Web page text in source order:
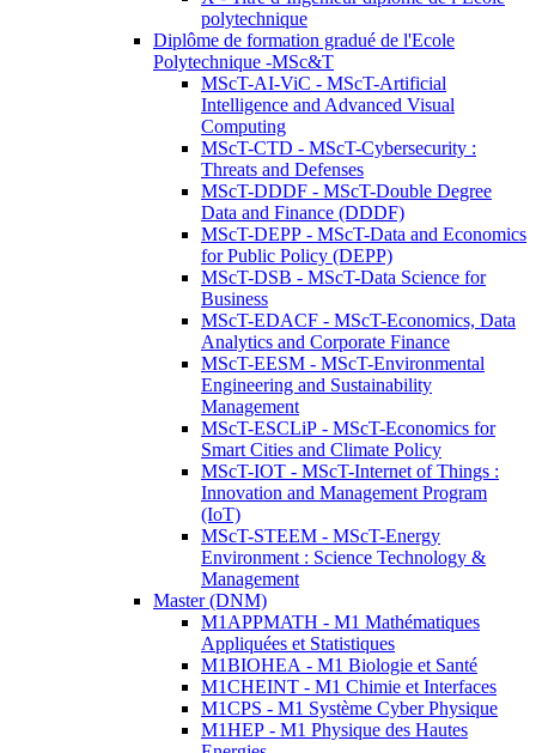
polytechnique
Diplôme de formation gradué de l'Ecole
Polytechnique -MSc&T
MScT-AI-ViC - MScT-Artificial
Intelligence and Advanced Visual
Computing
MScT-CTD - MScT-Cybersecurity :
Threats and Defenses
MScT-DDDF - MScT-Double Degree
Data and Finance (DDDF)
MScT-DEPP - MScT-Data and Economics
for Public Policy (DEPP)
MScT-DSB - MScT-Data Science for
Business
MScT-EDACF - MScT-Economics, Data
Analytics and Corporate Finance
MScT-EESM - MScT-Environmental
Engineering and Sustainability
Management
MScT-ESCLiP - MScT-Economics for
Smart Cities and Climate Policy
MScT-IOT - MScT-Internet of Things :
Innovation and Management Program
(IoT)
MScT-STEEM - MScT-Energy
Environment : Science Technology &
Management
Master (DNM)
M1APPMATH - M1 Mathématiques
Appliquées et Statistiques
M1BIOHEA - M1 Biologie et Santé
M1CHEINT - M1 Chimie et Interfaces
M1CPS - M1 Système Cyber Physique
M1HEP - M1 Physique des Hautes